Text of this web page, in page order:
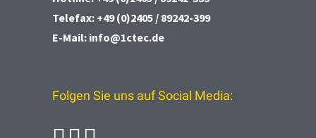
Telefax: +49 (0)2405 / 89242-399
E-Mail: info@1ctec.de
Folgen Sie uns auf Social Media: